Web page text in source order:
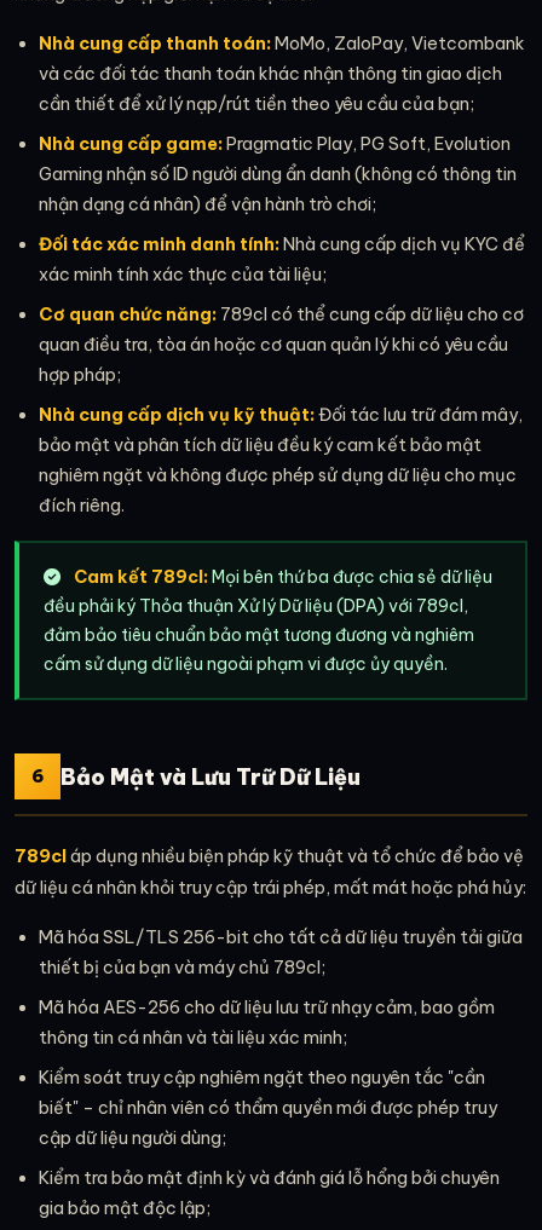
Nhà cung cấp thanh toán:MoMo, ZaloPay, Vietcombank
và các đối tác thanh toán khác nhận thông tin giao dịch
cần thiết để xử lý nạp/rút tiền theo yêu cầu của bạn;
Nhà cung cấp game:Pragmatic Play, PG Soft, Evolution
Gaming nhận số ID người dùng ẩn danh (không có thông tin
nhận dạng cá nhân) để vận hành trò chơi;
Đối tác xác minh danh tính:Nhà cung cấp dịch vụ KYC để
xác minh tính xác thực của tài liệu;
Cơ quan chức năng: 789cl có thể cung cấp dữ liệu cho cơ
quan điều tra, tòa án hoặc cơ quan quản lý khi có yêu cầu
hợp pháp;
Nhà cung cấp dịch vụ kỹ thuật:Đối tác lưu trữ đám mây,
bảo mật và phân tích dữ liệu đều ký cam kết bảo mật
nghiêm ngặt và không được phép sử dụng dữ liệu cho mục
đích riêng.
Cam kết 789cl:Mọi bên thứ ba được chia sẻ dữ liệu
đều phải ký Thỏa thuận Xử lý Dữ liệu (DPA) với 789cl,
đảm bảo tiêu chuẩn bảo mật tương đương và nghiêm
cấm sử dụng dữ liệu ngoài phạm vi được ủy quyền.
6 Bảo Mật và Lưu Trữ Dữ Liệu
789cláp dụng nhiều biện pháp kỹ thuật và tổ chức để bảo vệ
dữ liệu cá nhân khỏi truy cập trái phép, mất mát hoặc phá hủy:
Mã hóa SSL/TLS 256-bit cho tất cả dữ liệu truyền tải giữa
thiết bị của bạn và máy chủ 789cl;
Mã hóa AES-256 cho dữ liệu lưu trữ nhạy cảm, bao gồm
thông tin cá nhân và tài liệu xác minh;
Kiểm soát truy cập nghiêm ngặt theo nguyên tắc "cần
biết" – chỉ nhân viên có thẩm quyền mới được phép truy
cập dữ liệu người dùng;
Kiểm tra bảo mật định kỳ và đánh giá lỗ hổng bởi chuyên
gia bảo mật độc lập;